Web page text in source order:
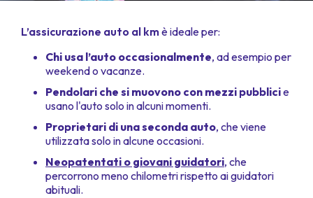
L’assicurazione auto al kmè ideale per:
Chi usa l’auto occasionalmente, ad esempio per
weekend o vacanze.
Pendolari che si muovono con mezzi pubblicie
usano l'auto solo in alcuni momenti.
Proprietari di una seconda auto, che viene
utilizzata solo in alcune occasioni.
Neopatentati o giovani guidatori, che
percorrono meno chilometri rispetto ai guidatori
abituali.